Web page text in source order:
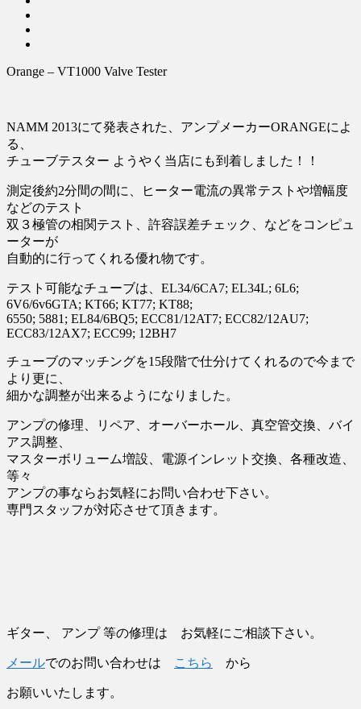
Orange – VT1000 Valve Tester
NAMM 2013にて発表された、アンプメーカーORANGEによ
る、
チューブテスター ようやく当店にも到着しました！！
測定後約2分間の間に、ヒーター電流の異常テストや増幅度
などのテスト
双３極管の相関テスト、許容誤差チェック、などをコンピュ
ーターが
自動的に行ってくれる優れ物です。
テスト可能なチューブは、EL34/6CA7; EL34L; 6L6;
6V6/6v6GTA; KT66; KT77; KT88;
6550; 5881; EL84/6BQ5; ECC81/12AT7; ECC82/12AU7;
ECC83/12AX7; ECC99; 12BH7
チューブのマッチングを15段階で仕分けてくれるので今まで
より更に、
細かな調整が出来るようになりました。
アンプの修理、リペア、オーバーホール、真空管交換、バイ
アス調整、
マスターボリューム増設、電源インレット交換、各種改造、
等々
アンプの事ならお気軽にお問い合わせ下さい。
専門スタッフが対応させて頂きます。
ギター、 アンプ 等の修理は お気軽にご相談下さい。
メールでのお問い合わせは こちら から
お願いいたします。